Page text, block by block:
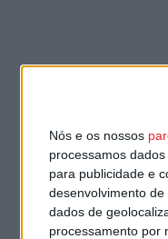
Nós e os nossos
processamos
para publicidade e
desenvolvimento de
dados de
processamento por